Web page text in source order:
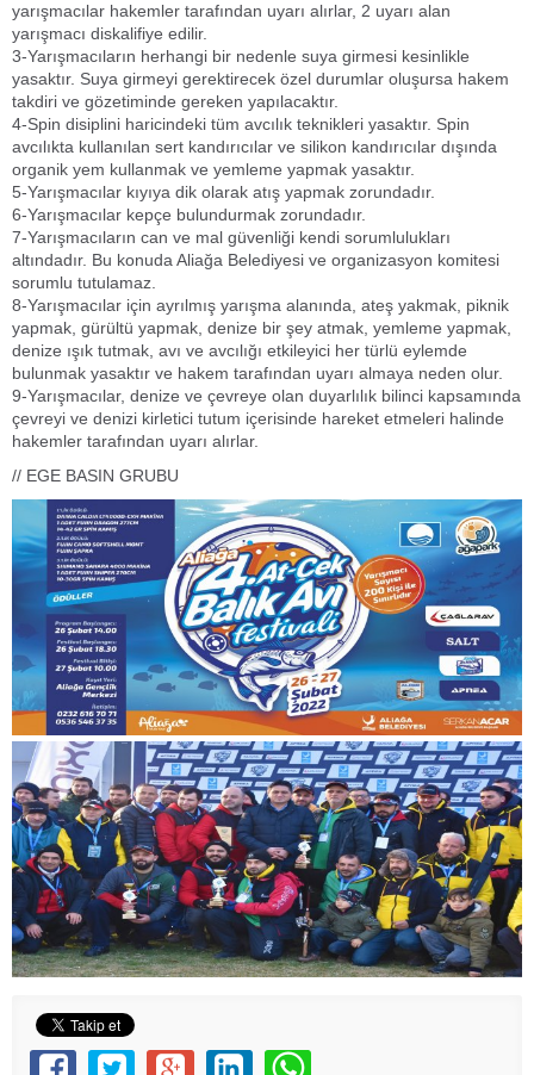
yarışmacılar hakemler tarafından uyarı alırlar, 2 uyarı alan
yarışmacı diskalifiye edilir.
3-Yarışmacıların herhangi bir nedenle suya girmesi kesinlikle
yasaktır. Suya girmeyi gerektirecek özel durumlar oluşursa hakem
takdiri ve gözetiminde gereken yapılacaktır.
4-Spin disiplini haricindeki tüm avcılık teknikleri yasaktır. Spin
avcılıkta kullanılan sert kandırıcılar ve silikon kandırıcılar dışında
organik yem kullanmak ve yemleme yapmak yasaktır.
5-Yarışmacılar kıyıya dik olarak atış yapmak zorundadır.
6-Yarışmacılar kepçe bulundurmak zorundadır.
7-Yarışmacıların can ve mal güvenliği kendi sorumlulukları
altındadır. Bu konuda Aliağa Belediyesi ve organizasyon komitesi
sorumlu tutulamaz.
8-Yarışmacılar için ayrılmış yarışma alanında, ateş yakmak, piknik
yapmak, gürültü yapmak, denize bir şey atmak, yemleme yapmak,
denize ışık tutmak, avı ve avcılığı etkileyici her türlü eylemde
bulunmak yasaktır ve hakem tarafından uyarı almaya neden olur.
9-Yarışmacılar, denize ve çevreye olan duyarlılık bilinci kapsamında
çevreyi ve denizi kirletici tutum içerisinde hareket etmeleri halinde
hakemler tarafından uyarı alırlar.
// EGE BASIN GRUBU